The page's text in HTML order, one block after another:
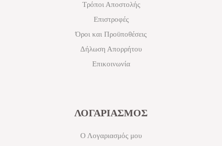
Τρόποι Αποστολής
Επιστροφές
Όροι και Προϋποθέσεις
Δήλωση Απορρήτου
Επικοινωνία
ΛΟΓΑΡΙΑΣΜΟΣ
Ο Λογαριασμός μου